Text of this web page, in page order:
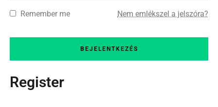
Remember me Nem emlékszel a jelszóra?
BEJELENTKEZÉS
Register